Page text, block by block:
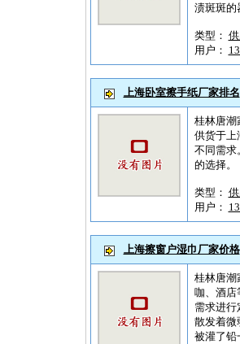
渍斑斑的
类型：
用户：
上海卧室擦手纸厂家排名
桂林唐潮
供货于上
不同需求
的选择。
类型：
用户：
上海擦窗户湿巾厂家价格
桂林唐潮
咖、酒店
需求进
散发着微
被灌了铅